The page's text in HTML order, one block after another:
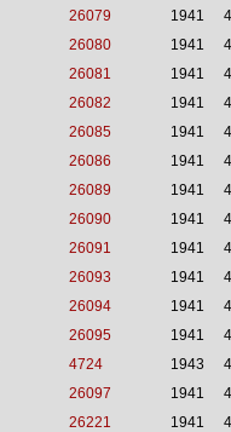
26079 1941
26080 1941
26081 1941
26082 1941
26085 1941
26086 1941
26089 1941
26090 1941
26091 1941
26093 1941
26094 1941
26095 1941
4724 1943
26097 1941
26221 1941